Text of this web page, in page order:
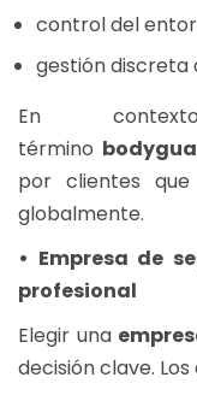
control del
gestión discreta
En
término
por clientes
globalmente.
• Empresa de
profesional
Elegir una
decisión clave.